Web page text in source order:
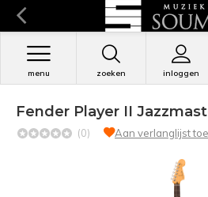
zoeken inloggen
menu
Fender Player II
(0) Aan verlanglijst